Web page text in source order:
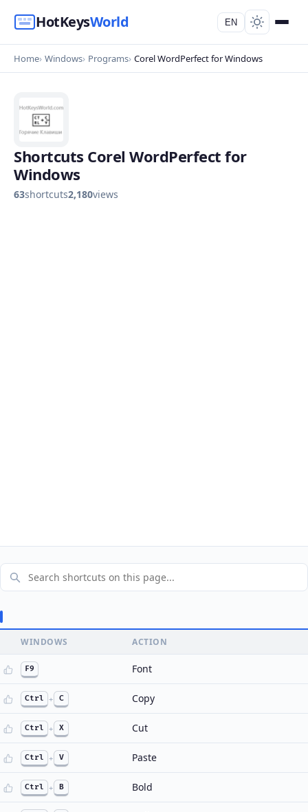
HotKeysWorld EN
Home Windows Programs Corel WordPerfect for Windows
Shortcuts Corel WordPerfect for
Windows
63shortcuts2,180views
WINDOWS ACTION
F9 Font
Ctrl + C Copy
Ctrl + X Cut
Ctrl + V Paste
Ctrl + B Bold